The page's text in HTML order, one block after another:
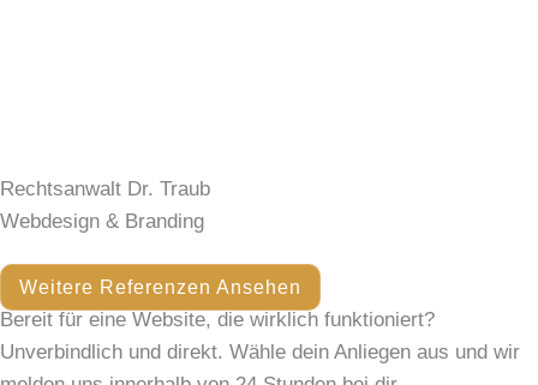
Rechtsanwalt Dr. Traub
Webdesign & Branding
Weitere Referenzen Ansehen
Bereit für eine Website, die wirklich funktioniert?
Unverbindlich und direkt. Wähle dein Anliegen aus und wir